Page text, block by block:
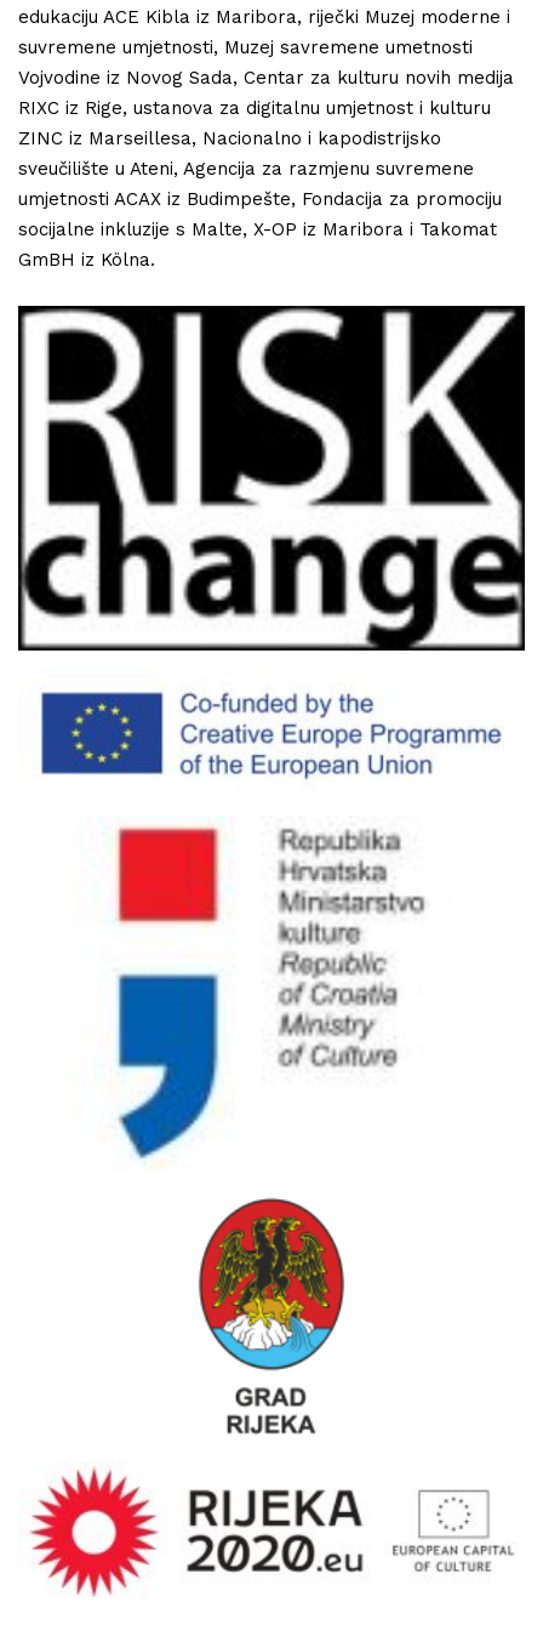
edukaciju ACE Kibla iz Maribora, riječki Muzej moderne i
suvremene umjetnosti, Muzej savremene umetnosti
Vojvodine iz Novog Sada, Centar za kulturu novih medija
RIXC iz Rige, ustanova za digitalnu umjetnost i kulturu
ZINC iz Marseillesa, Nacionalno i kapodistrijsko
sveučilište u Ateni, Agencija za razmjenu suvremene
umjetnosti ACAX iz Budimpešte, Fondacija za promociju
socijalne inkluzije s Malte, X-OP iz Maribora i Takomat
GmBH iz Kölna.